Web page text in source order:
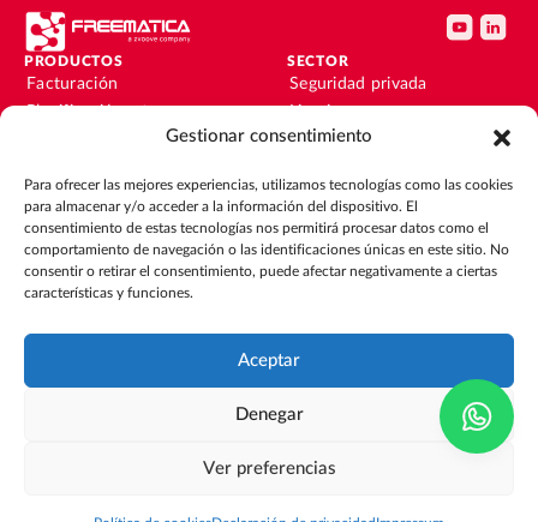
Gestionar consentimiento
Para ofrecer las mejores experiencias, utilizamos tecnologías como las cookies
para almacenar y/o acceder a la información del dispositivo. El
consentimiento de estas tecnologías nos permitirá procesar datos como el
comportamiento de navegación o las identificaciones únicas en este sitio. No
consentir o retirar el consentimiento, puede afectar negativamente a ciertas
características y funciones.
Aceptar
Denegar
Ver preferencias
PRODUCTOS
Facturación
Nóminas
Contabilidad y finanzas
CRM
SECTOR
Seguridad privada
Facility
mantenimiento
Outsourcing
Eventos
RECURSOS
Únete al equipo
Compliance ISO 27001 Aviso legal